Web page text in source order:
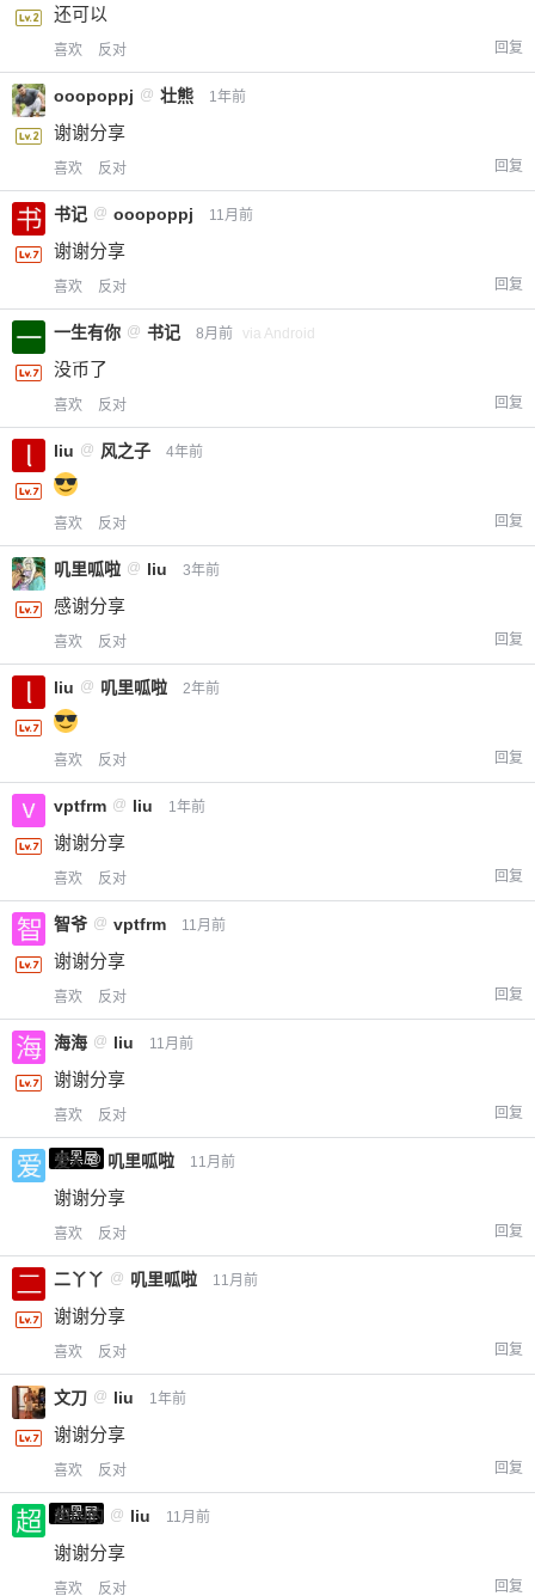
还可以
喜欢 反对 回复
ooopoppj @ 壮熊 1年前
谢谢分享
喜欢 反对 回复
书记 @ ooopoppj 11月前
谢谢分享
喜欢 反对 回复
一生有你 @ 书记 8月前 via Android
没币了
喜欢 反对 回复
liu @ 风之子 4年前
喜欢 反对 回复
叽里呱啦 @ liu 3年前
感谢分享
喜欢 反对 回复
liu @ 叽里呱啦 2年前
喜欢 反对 回复
vptfrm @ liu 1年前
谢谢分享
喜欢 反对 回复
智爷 @ vptfrm 11月前
谢谢分享
喜欢 反对 回复
海海 @ liu 11月前
谢谢分享
喜欢 反对 回复
小黑屋
爱X @ 叽里呱啦 11月前
谢谢分享
喜欢 反对 回复
二丫丫 @ 叽里呱啦 11月前
谢谢分享
喜欢 反对 回复
文刀 @ liu 1年前
谢谢分享
喜欢 反对 回复
小黑屋
超凶的 @ liu 11月前
谢谢分享
喜欢 反对 回复